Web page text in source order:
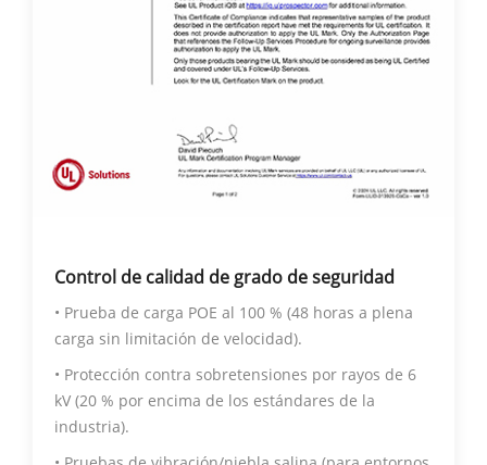
Control de calidad de grado de seguridad
• Prueba de carga POE al 100 % (48 horas a plena
carga sin limitación de velocidad).
• Protección contra sobretensiones por rayos de 6
kV (20 % por encima de los estándares de la
industria).